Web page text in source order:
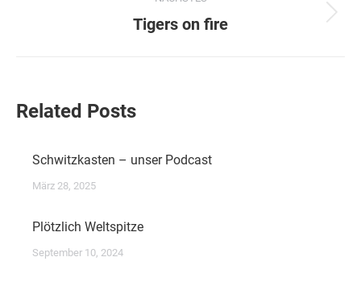
Nächster
Tigers on fire
Related Posts
Schwitzkasten – unser Podcast
März 28, 2025
Plötzlich Weltspitze
September 10, 2024